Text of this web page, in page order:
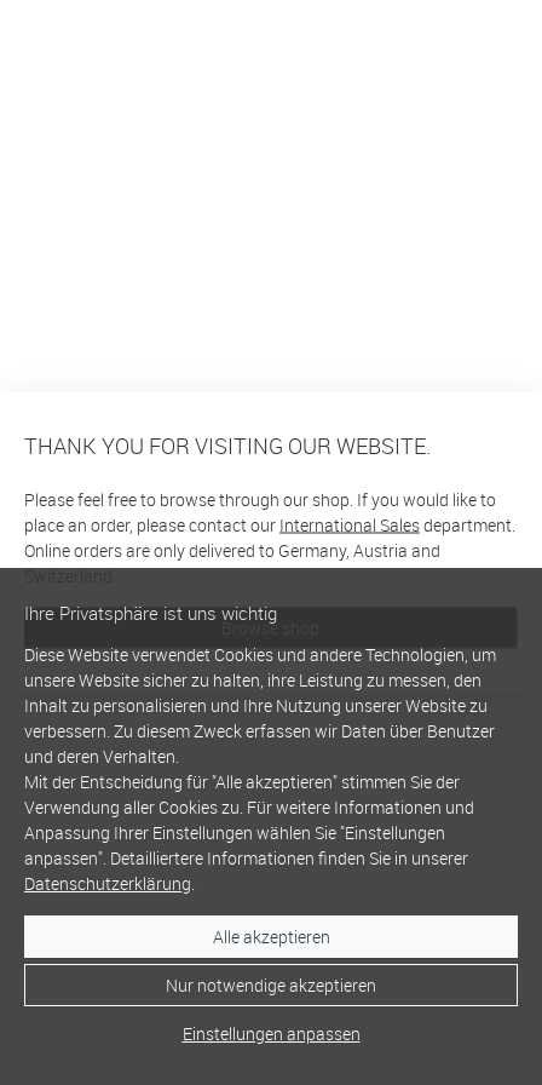
THANK YOU FOR VISITING OUR WEBSITE.
Please feel free to browse through our shop. If you would like to
place an order, please contact our International Salesdepartment.
Online orders are only delivered to Germany, Austria and
Switzerland
Browse shop
Ihre Privatsphäre ist uns wichtig
Diese Website verwendet Cookies und andere Technologien, um
unsere Website sicher zu halten, ihre Leistung zu messen, den
Inhalt zu personalisieren und Ihre Nutzung unserer Website zu
verbessern. Zu diesem Zweck erfassen wir Daten über Benutzer
und deren Verhalten.
Mit der Entscheidung für "Alle akzeptieren" stimmen Sie der
Verwendung aller Cookies zu. Für weitere Informationen und
Anpassung Ihrer Einstellungen wählen Sie "Einstellungen
anpassen". Detailliertere Informationen finden Sie in unserer
Datenschutzerklärung.
Alle akzeptieren
Nur notwendige akzeptieren
Einstellungen anpassen